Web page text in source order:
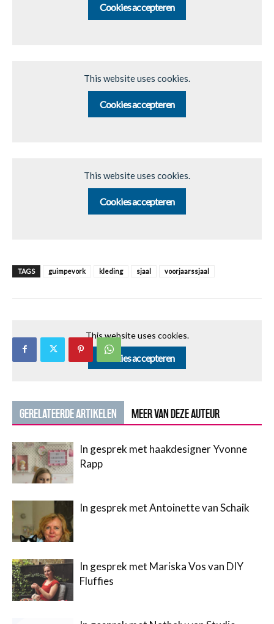
Cookies accepteren
This website uses cookies.
Cookies accepteren
This website uses cookies.
Cookies accepteren
TAGS guimpevork kleding sjaal voorjaarssjaal
This website uses cookies.
Cookies accepteren
GERELATEERDE ARTIKELEN MEER VAN DEZE AUTEUR
In gesprek met haakdesigner Yvonne
Rapp
In gesprek met Antoinette van Schaik
In gesprek met Mariska Vos van DIY
Fluffies